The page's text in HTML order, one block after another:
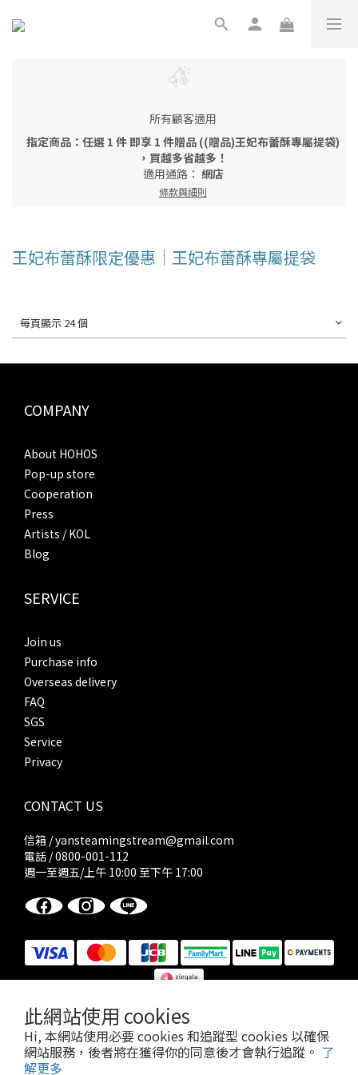
此網站使用 cookies
Hi, 本網站使用必要 cookies 和追蹤型 cookies 以確保
網站服務，後者將在獲得你的同意後才會執行追蹤。 了
解更多
所有顧客適用
指定商品：任選 1 件 即享 1 件贈品 ((贈品)王妃布蕾酥專屬提袋)
，買越多省越多！
適用通路： 網店
條款與細則
王妃布蕾酥限定優惠｜王妃布蕾酥專屬提袋
每頁顯示 24 個
COMPANY
About HOHOS
Pop-up store
Cooperation
Press
Artists / KOL
Blog
SERVICE
Join us
Purchase info
Overseas delivery
FAQ
SGS
Service
Privacy
CONTACT US
信箱 / yansteamingstream@gmail.com
電話 / 0800-001-112
週一至週五/上午 10:00 至下午 17:00
隱私權政策|使用者條款與細則| 2021 © 火火選物